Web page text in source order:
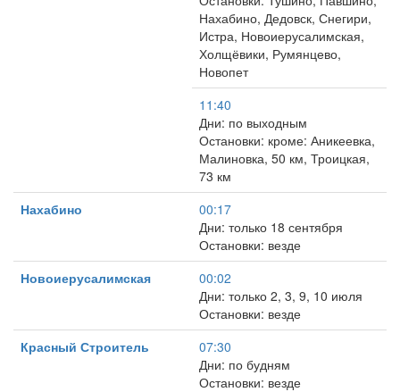
Нахабино, Дедовск, Снегири,
Истра, Новоиерусалимская,
Холщёвики, Румянцево,
Новопет
11:40
Дни: по выходным
Остановки: кроме: Аникеевка,
Малиновка, 50 км, Троицкая,
73 км
Нахабино
00:17
Дни: только 18 сентября
Остановки: везде
Новоиерусалимская
00:02
Дни: только 2, 3, 9, 10 июля
Остановки: везде
Красный Строитель
07:30
Дни: по будням
Остановки: везде